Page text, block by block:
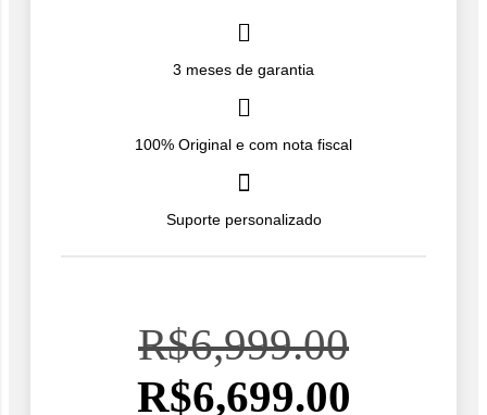
3 meses de garantia
100% Original e com nota fiscal
Suporte personalizado
R$6,999.00O
preço
R$6,699.00